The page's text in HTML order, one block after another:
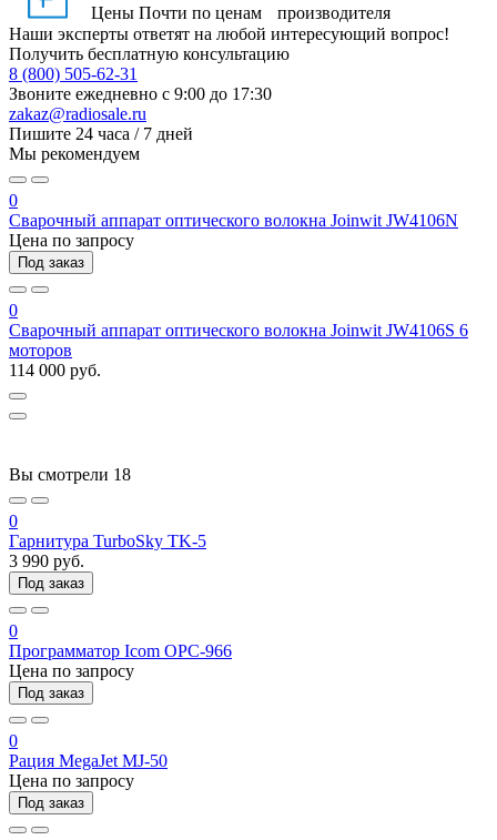
Цены Почти по ценам производителя
Наши эксперты ответят на любой интересующий вопрос!
Получить бесплатную консультацию
8 (800) 505-62-31
Звоните ежедневно с 9:00 до 17:30
zakaz@radiosale.ru
Пишите 24 часа / 7 дней
Мы рекомендуем
0
Сварочный аппарат оптического волокна Joinwit JW4106N
Цена по запросу
Под заказ
0
Сварочный аппарат оптического волокна Joinwit JW4106S 6
моторов
114 000 руб.
Вы смотрели 18
0
Гарнитура TurboSky TK-5
3 990 руб.
Под заказ
0
Программатор Icom OPC-966
Цена по запросу
Под заказ
0
Рация MegaJet MJ-50
Цена по запросу
Под заказ